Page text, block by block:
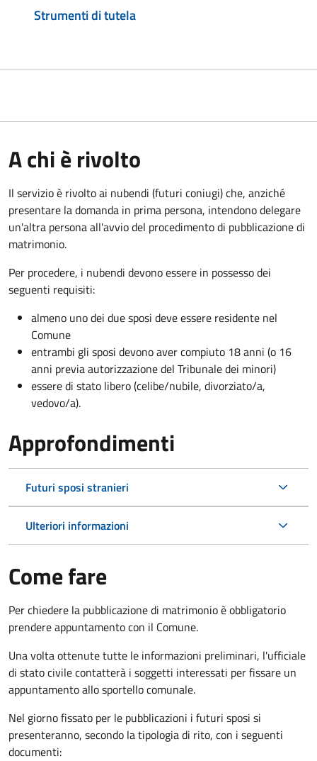
Strumenti di tutela
A chi è rivolto
Il servizio è rivolto ai nubendi (futuri coniugi) che, anziché
presentare la domanda in prima persona, intendono delegare
un'altra persona all'avvio del procedimento di pubblicazione di
matrimonio.
Per procedere, i nubendi devono essere in possesso dei
seguenti requisiti:
almeno uno dei due sposi deve essere residente nel
Comune
entrambi gli sposi devono aver compiuto 18 anni (o 16
anni previa autorizzazione del Tribunale dei minori)
essere di stato libero (celibe/nubile, divorziato/a,
vedovo/a).
Approfondimenti
Futuri sposi stranieri
Ulteriori informazioni
Come fare
Per chiedere la pubblicazione di matrimonio è obbligatorio
prendere appuntamento con il Comune.
Una volta ottenute tutte le informazioni preliminari, l'ufficiale
di stato civile contatterà i soggetti interessati per fissare un
appuntamento allo sportello comunale.
Nel giorno fissato per le pubblicazioni i futuri sposi si
presenteranno, secondo la tipologia di rito, con i seguenti
documenti: